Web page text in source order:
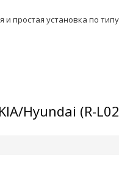
простая установка по
Hyundai (R-